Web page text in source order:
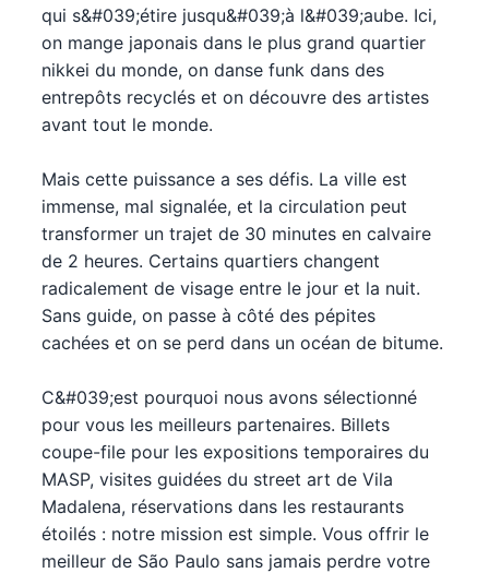
qui s&#039;étire jusqu&#039;à l&#039;aube. Ici,
on mange japonais dans le plus grand quartier
nikkei du monde, on danse funk dans des
entrepôts recyclés et on découvre des artistes
avant tout le monde.
Mais cette puissance a ses défis. La ville est
immense, mal signalée, et la circulation peut
transformer un trajet de 30 minutes en calvaire
de 2 heures. Certains quartiers changent
radicalement de visage entre le jour et la nuit.
Sans guide, on passe à côté des pépites
cachées et on se perd dans un océan de bitume.
C&#039;est pourquoi nous avons sélectionné
pour vous les meilleurs partenaires. Billets
coupe-file pour les expositions temporaires du
MASP, visites guidées du street art de Vila
Madalena, réservations dans les restaurants
étoilés : notre mission est simple. Vous offrir le
meilleur de São Paulo sans jamais perdre votre